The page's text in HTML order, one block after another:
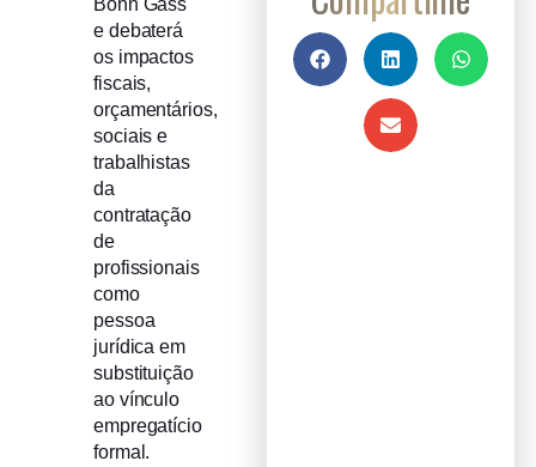
e debaterá
os impactos
fiscais,
orçamentários,
sociais e
trabalhistas
da
contratação
de
profissionais
como
pessoa
jurídica em
substituição
ao vínculo
empregatício
formal.